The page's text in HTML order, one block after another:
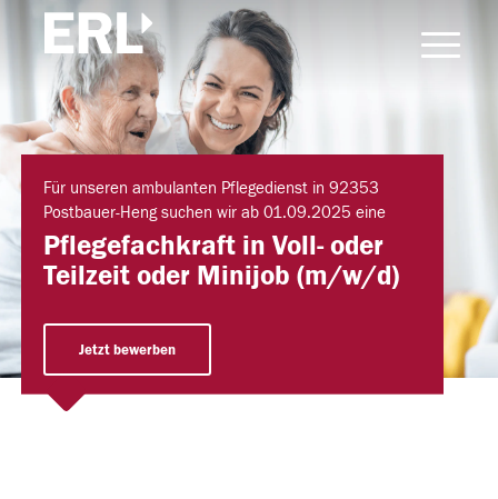
Für unseren ambulanten Pflegedienst in 92353
Postbauer-Heng suchen wir ab 01.09.2025 eine
Pflegefachkraft in Voll- oder
Teilzeit oder Minijob (m/w/d)
Jetzt bewerben